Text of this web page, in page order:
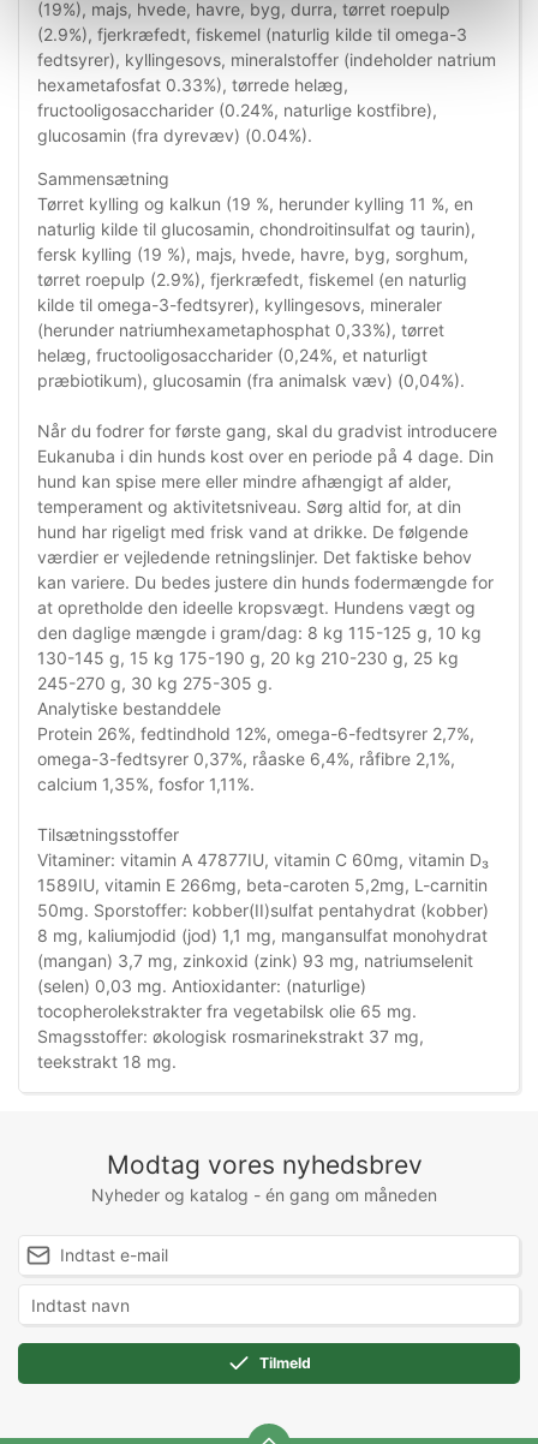
(19%), majs, hvede, havre, byg, durra, tørret roepulp
(2.9%), fjerkræfedt, fiskemel (naturlig kilde til omega-3
fedtsyrer), kyllingesovs, mineralstoffer (indeholder natrium
hexametafosfat 0.33%), tørrede helæg,
fructooligosaccharider (0.24%, naturlige kostfibre),
glucosamin (fra dyrevæv) (0.04%).
Sammensætning
Tørret kylling og kalkun (19 %, herunder kylling 11 %, en
naturlig kilde til glucosamin, chondroitinsulfat og taurin),
fersk kylling (19 %), majs, hvede, havre, byg, sorghum,
tørret roepulp (2.9%), fjerkræfedt, fiskemel (en naturlig
kilde til omega-3-fedtsyrer), kyllingesovs, mineraler
(herunder natriumhexametaphosphat 0,33%), tørret
helæg, fructooligosaccharider (0,24%, et naturligt
præbiotikum), glucosamin (fra animalsk væv) (0,04%).
Når du fodrer for første gang, skal du gradvist introducere
Eukanuba i din hunds kost over en periode på 4 dage. Din
hund kan spise mere eller mindre afhængigt af alder,
temperament og aktivitetsniveau. Sørg altid for, at din
hund har rigeligt med frisk vand at drikke. De følgende
værdier er vejledende retningslinjer. Det faktiske behov
kan variere. Du bedes justere din hunds fodermængde for
at opretholde den ideelle kropsvægt. Hundens vægt og
den daglige mængde i gram/dag: 8 kg 115-125 g, 10 kg
130-145 g, 15 kg 175-190 g, 20 kg 210-230 g, 25 kg
245-270 g, 30 kg 275-305 g.
Analytiske bestanddele
Protein 26%, fedtindhold 12%, omega-6-fedtsyrer 2,7%,
omega-3-fedtsyrer 0,37%, råaske 6,4%, råfibre 2,1%,
calcium 1,35%, fosfor 1,11%.
Tilsætningsstoffer
Vitaminer: vitamin A 47877IU, vitamin C 60mg, vitamin D₃
1589IU, vitamin E 266mg, beta-caroten 5,2mg, L-carnitin
50mg. Sporstoffer: kobber(II)sulfat pentahydrat (kobber)
8 mg, kaliumjodid (jod) 1,1 mg, mangansulfat monohydrat
(mangan) 3,7 mg, zinkoxid (zink) 93 mg, natriumselenit
(selen) 0,03 mg. Antioxidanter: (naturlige)
tocopherolekstrakter fra vegetabilsk olie 65 mg.
Smagsstoffer: økologisk rosmarinekstrakt 37 mg,
teekstrakt 18 mg.
Modtag vores nyhedsbrev
Nyheder og katalog - én gang om måneden
Tilmeld